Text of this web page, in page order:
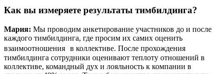
Как вы измеряете результаты тимбилдинга?
Мария: Мы проводим анкетирование участников до и после
каждого тимбилдинга, где просим их самих оценить
взаимоотношения в коллективе. После прохождения
тимбилдинга сотрудники оценивают теплоту отношений в
коллективе, командный дух и лояльность к компании в